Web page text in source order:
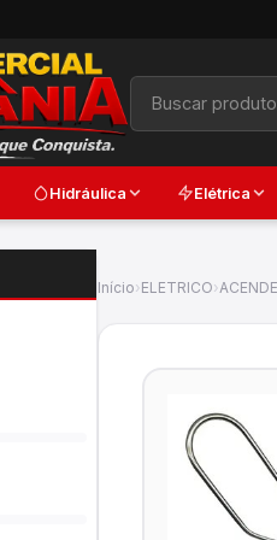
Hidráulica Elétrica
Início›ELETRICO›